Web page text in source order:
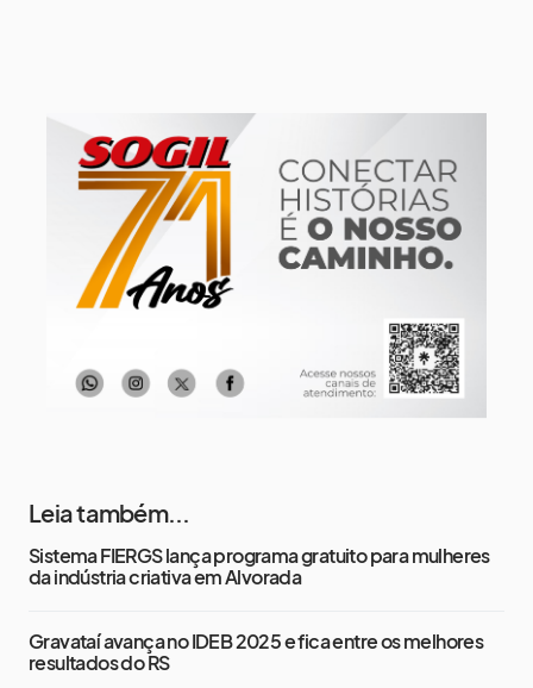
13 de agosto
Quinta-Feira 19° 14°
14 de agosto
Sexta-Feira 19° 14°
Leia também...
Sistema FIERGS lança programa gratuito para mulheres
da indústria criativa em Alvorada
Gravataí avança no IDEB 2025 e fica entre os melhores
resultados do RS